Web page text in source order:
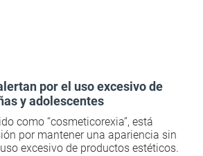
por el uso excesivo de
y adolescentes
como “cosmeticorexia”, está
por mantener una apariencia sin
excesivo de productos estéticos.